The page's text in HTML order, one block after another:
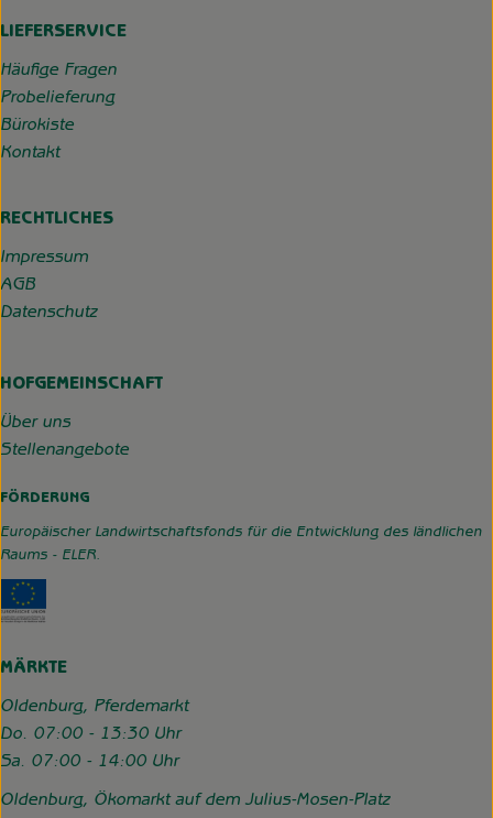
LIEFERSERVICE
Häufige Fragen
Probelieferung
Bürokiste
Kontakt
RECHTLICHES
Impressum
AGB
Datenschutz
HOFGEMEINSCHAFT
Über uns
Stellenangebote
FÖRDERUNG
Europäischer Landwirtschaftsfonds für die Entwicklung des ländlichen
Raums - ELER.
MÄRKTE
Oldenburg, Pferdemarkt
Do. 07:00 - 13:30 Uhr
Sa. 07:00 - 14:00 Uhr
Oldenburg, Ökomarkt auf dem Julius-Mosen-Platz